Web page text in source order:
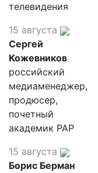
телевидения
15 августа
Сергей
Кожевников
российский
медиаменеджер,
продюсер,
почетный
академик РАР
15 августа
Борис Берман